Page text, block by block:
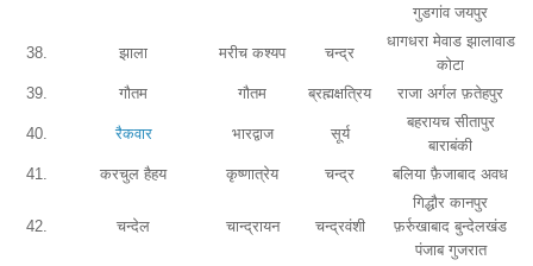
गुडगांव जयपुर
38. झाला मरीच कश्यप चन्द्र
धागधरा मेवाड झालावाड
कोटा
39.
गौतम गौतम ब्रह्मक्षत्रिय राजा अर्गल फ़तेहपुर
40. रैकवार भारद्वाज सूर्य
बहरायच सीतापुर
बाराबंकी
41.
करचुल हैहय कृष्णात्रेय चन्द्र बलिया फ़ैजाबाद अवध
42. चन्देल चान्द्रायन चन्द्रवंशी
गिद्धौर कानपुर
फ़र्रुखाबाद बुन्देलखंड
पंजाब गुजरात